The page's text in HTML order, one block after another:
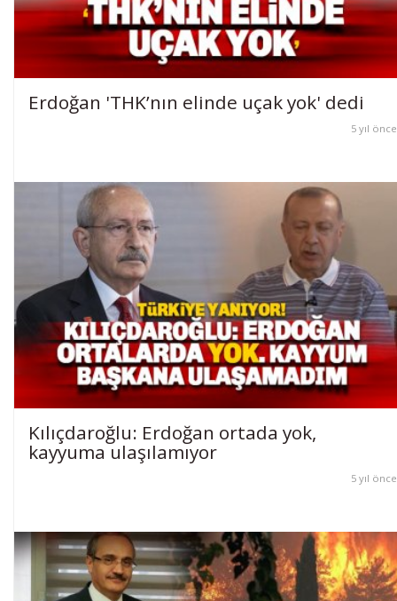
Erdoğan 'THK’nın elinde uçak yok' dedi
5 yıl önce
Kılıçdaroğlu: Erdoğan ortada yok,
kayyuma ulaşılamıyor
5 yıl önce